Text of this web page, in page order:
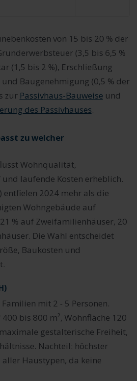
von 15 bis 20 % der
(3,5 bis 6,5 %
(1,5 bis 2 %), Erschließung
Baugenehmigung (0,5 % der
zur Passivhaus-Bauweise und
des Passivhauses.
zu welcher
Wohnqualität,
laufende Kosten erheblich.
entfielen 2024 mehr als die
Wohngebäude auf
% auf Zweifamilienhäuser, 20
Die Wahl entscheidet
Baukosten und
mit 2 - 5 Personen.
bis 800 m², Wohnfläche 120
gestalterische Freiheit,
Nachteil: höchster
Haustypen, da keine